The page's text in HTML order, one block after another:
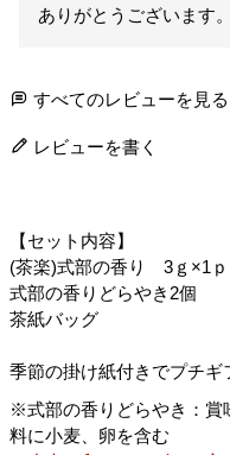
ありがとうございます。
すべてのレビューを見る
レビューを書く
【セット内容】
(茶楽)式部の香り 3ｇ×1
式部の香りどらやき2個
茶紙バッグ
季節の掛け紙付きでプチギ
※式部の香りどらやき：賞
料に小麦、卵を含む